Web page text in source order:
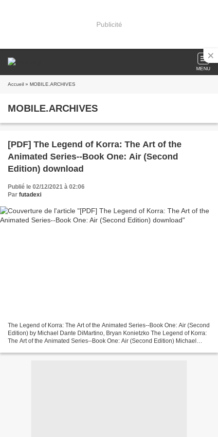
Publicité
MENU
Accueil » MOBILE.ARCHIVES
MOBILE.ARCHIVES
[PDF] The Legend of Korra: The Art of the
Animated Series--Book One: Air (Second
Edition) download
Publié le 02/12/2021 à 02:06
Par futadexi
The Legend of Korra: The Art of the Animated Series--Book One: Air (Second
Edition) by Michael Dante DiMartino, Bryan Konietzko The Legend of Korra:
The Art of the Animated Series--Book One: Air (Second Edition) Michael